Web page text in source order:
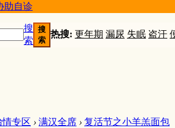
助自诊
搜
索
搜
索
热搜: 更年期 漏尿 失眠 盗汗
专区 › 满汉全席 › 复活节之小羊羔面包